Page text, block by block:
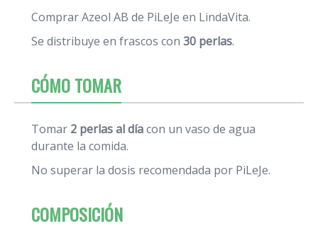
Comprar Azeol AB de PiLeJe en LindaVita.
Se distribuye en frascos con 30 perlas.
CÓMO TOMAR
Tomar 2 perlas al díacon un vaso de agua
durante la comida.
No superar la dosis recomendada por PiLeJe.
COMPOSICIÓN